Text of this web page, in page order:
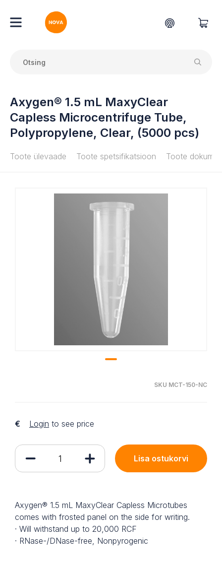
Axygen® 1.5 mL MaxyClear
Capless Microcentrifuge Tube,
Polypropylene, Clear, (5000 pcs)
Toote ülevaade Toote spetsifikatsioon Toote
SKU MCT-150-NC
€ Login to see price
Lisa ostukorvi
Axygen® 1.5 mL MaxyClear Capless Microtubes
comes with frosted panel on the side for writing.
· Will withstand up to 20,000 RCF
· RNase-/DNase-free, Nonpyrogenic